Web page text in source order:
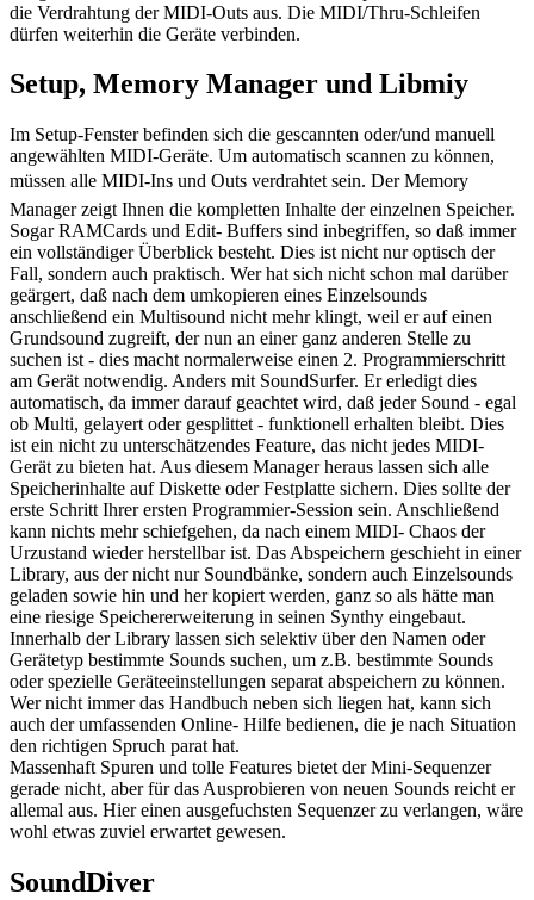
die Verdrahtung der MIDI-Outs aus. Die MIDI/Thru-Schleifen
dürfen weiterhin die Geräte verbinden.
Setup, Memory Manager und Libmiy
Im Setup-Fenster befinden sich die gescannten oder/und manuell
angewählten MIDI-Geräte. Um automatisch scannen zu können,
müssen alle MIDI-Ins und Outs verdrahtet sein. Der Memory
Manager zeigt Ihnen die kompletten Inhalte der einzelnen Speicher.
Sogar RAMCards und Edit- Buffers sind inbegriffen, so daß immer
ein vollständiger Überblick besteht. Dies ist nicht nur optisch der
Fall, sondern auch praktisch. Wer hat sich nicht schon mal darüber
geärgert, daß nach dem umkopieren eines Einzelsounds
anschließend ein Multisound nicht mehr klingt, weil er auf einen
Grundsound zugreift, der nun an einer ganz anderen Stelle zu
suchen ist - dies macht normalerweise einen 2. Programmierschritt
am Gerät notwendig. Anders mit SoundSurfer. Er erledigt dies
automatisch, da immer darauf geachtet wird, daß jeder Sound - egal
ob Multi, gelayert oder gesplittet - funktionell erhalten bleibt. Dies
ist ein nicht zu unterschätzendes Feature, das nicht jedes MIDI-
Gerät zu bieten hat. Aus diesem Manager heraus lassen sich alle
Speicherinhalte auf Diskette oder Festplatte sichern. Dies sollte der
erste Schritt Ihrer ersten Programmier-Session sein. Anschließend
kann nichts mehr schiefgehen, da nach einem MIDI- Chaos der
Urzustand wieder herstellbar ist. Das Abspeichern geschieht in einer
Library, aus der nicht nur Soundbänke, sondern auch Einzelsounds
geladen sowie hin und her kopiert werden, ganz so als hätte man
eine riesige Speichererweiterung in seinen Synthy eingebaut.
Innerhalb der Library lassen sich selektiv über den Namen oder
Gerätetyp bestimmte Sounds suchen, um z.B. bestimmte Sounds
oder spezielle Geräteeinstellungen separat abspeichern zu können.
Wer nicht immer das Handbuch neben sich liegen hat, kann sich
auch der umfassenden Online- Hilfe bedienen, die je nach Situation
den richtigen Spruch parat hat.
Massenhaft Spuren und tolle Features bietet der Mini-Sequenzer
gerade nicht, aber für das Ausprobieren von neuen Sounds reicht er
allemal aus. Hier einen ausgefuchsten Sequenzer zu verlangen, wäre
wohl etwas zuviel erwartet gewesen.
SoundDiver